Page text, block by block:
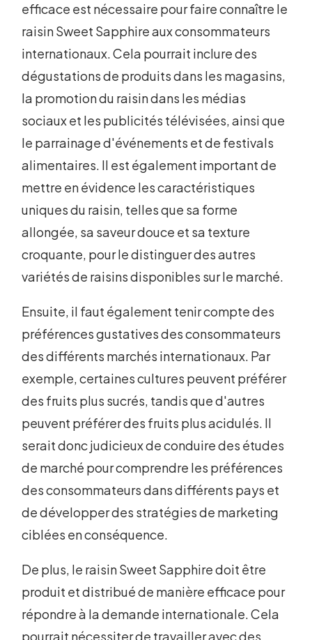
efficace est nécessaire pour faire connaître le
raisin Sweet Sapphire aux consommateurs
internationaux. Cela pourrait inclure des
dégustations de produits dans les magasins,
la promotion du raisin dans les médias
sociaux et les publicités télévisées, ainsi que
le parrainage d'événements et de festivals
alimentaires. Il est également important de
mettre en évidence les caractéristiques
uniques du raisin, telles que sa forme
allongée, sa saveur douce et sa texture
croquante, pour le distinguer des autres
variétés de raisins disponibles sur le marché.
Ensuite, il faut également tenir compte des
préférences gustatives des consommateurs
des différents marchés internationaux. Par
exemple, certaines cultures peuvent préférer
des fruits plus sucrés, tandis que d'autres
peuvent préférer des fruits plus acidulés. Il
serait donc judicieux de conduire des études
de marché pour comprendre les préférences
des consommateurs dans différents pays et
de développer des stratégies de marketing
ciblées en conséquence.
De plus, le raisin Sweet Sapphire doit être
produit et distribué de manière efficace pour
répondre à la demande internationale. Cela
pourrait nécessiter de travailler avec des